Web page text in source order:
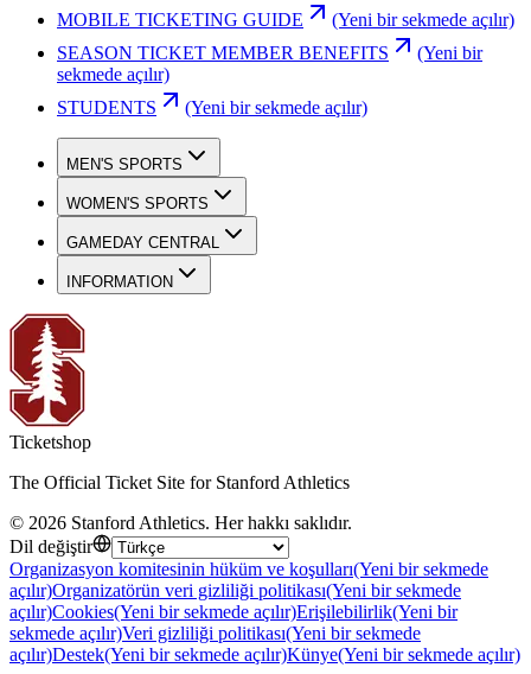
MOBILE TICKETING GUIDE
(Yeni bir sekmede açılır)
SEASON TICKET MEMBER BENEFITS
(Yeni bir
sekmede açılır)
STUDENTS
(Yeni bir sekmede açılır)
MEN'S SPORTS
WOMEN'S SPORTS
GAMEDAY CENTRAL
INFORMATION
Ticketshop
The Official Ticket Site for Stanford Athletics
© 2026 Stanford Athletics. Her hakkı saklıdır.
Dil değiştir
Organizasyon komitesinin hüküm ve koşulları(Yeni bir sekmede
açılır)Organizatörün veri gizliliği politikası(Yeni bir sekmede
açılır)Cookies(Yeni bir sekmede açılır)Erişilebilirlik(Yeni bir
sekmede açılır)Veri gizliliği politikası(Yeni bir sekmede
açılır)Destek(Yeni bir sekmede açılır)Künye(Yeni bir sekmede açılır)